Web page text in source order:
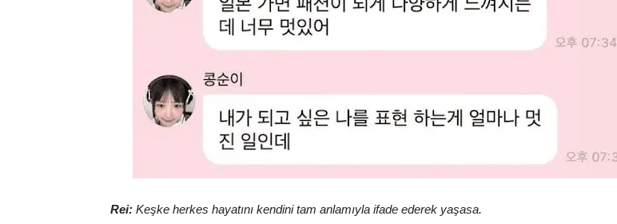
Rei: Keşke herkes hayatını kendini tam anlamıyla ifade ederek yaşasa.